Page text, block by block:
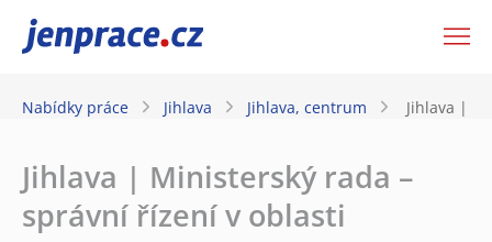
JenPráce.cz
Nabídky práce Jihlava Jihlava, centrum Jihlava |
Jihlava | Ministerský rada –
správní řízení v oblasti